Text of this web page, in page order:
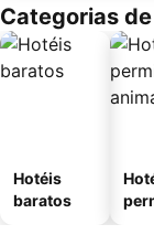
Categorias
Hotéis
baratos